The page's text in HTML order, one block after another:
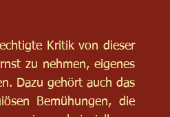
Kritik von dieser
zu nehmen, eigenes
Dazu gehört auch das
Bemühungen, die